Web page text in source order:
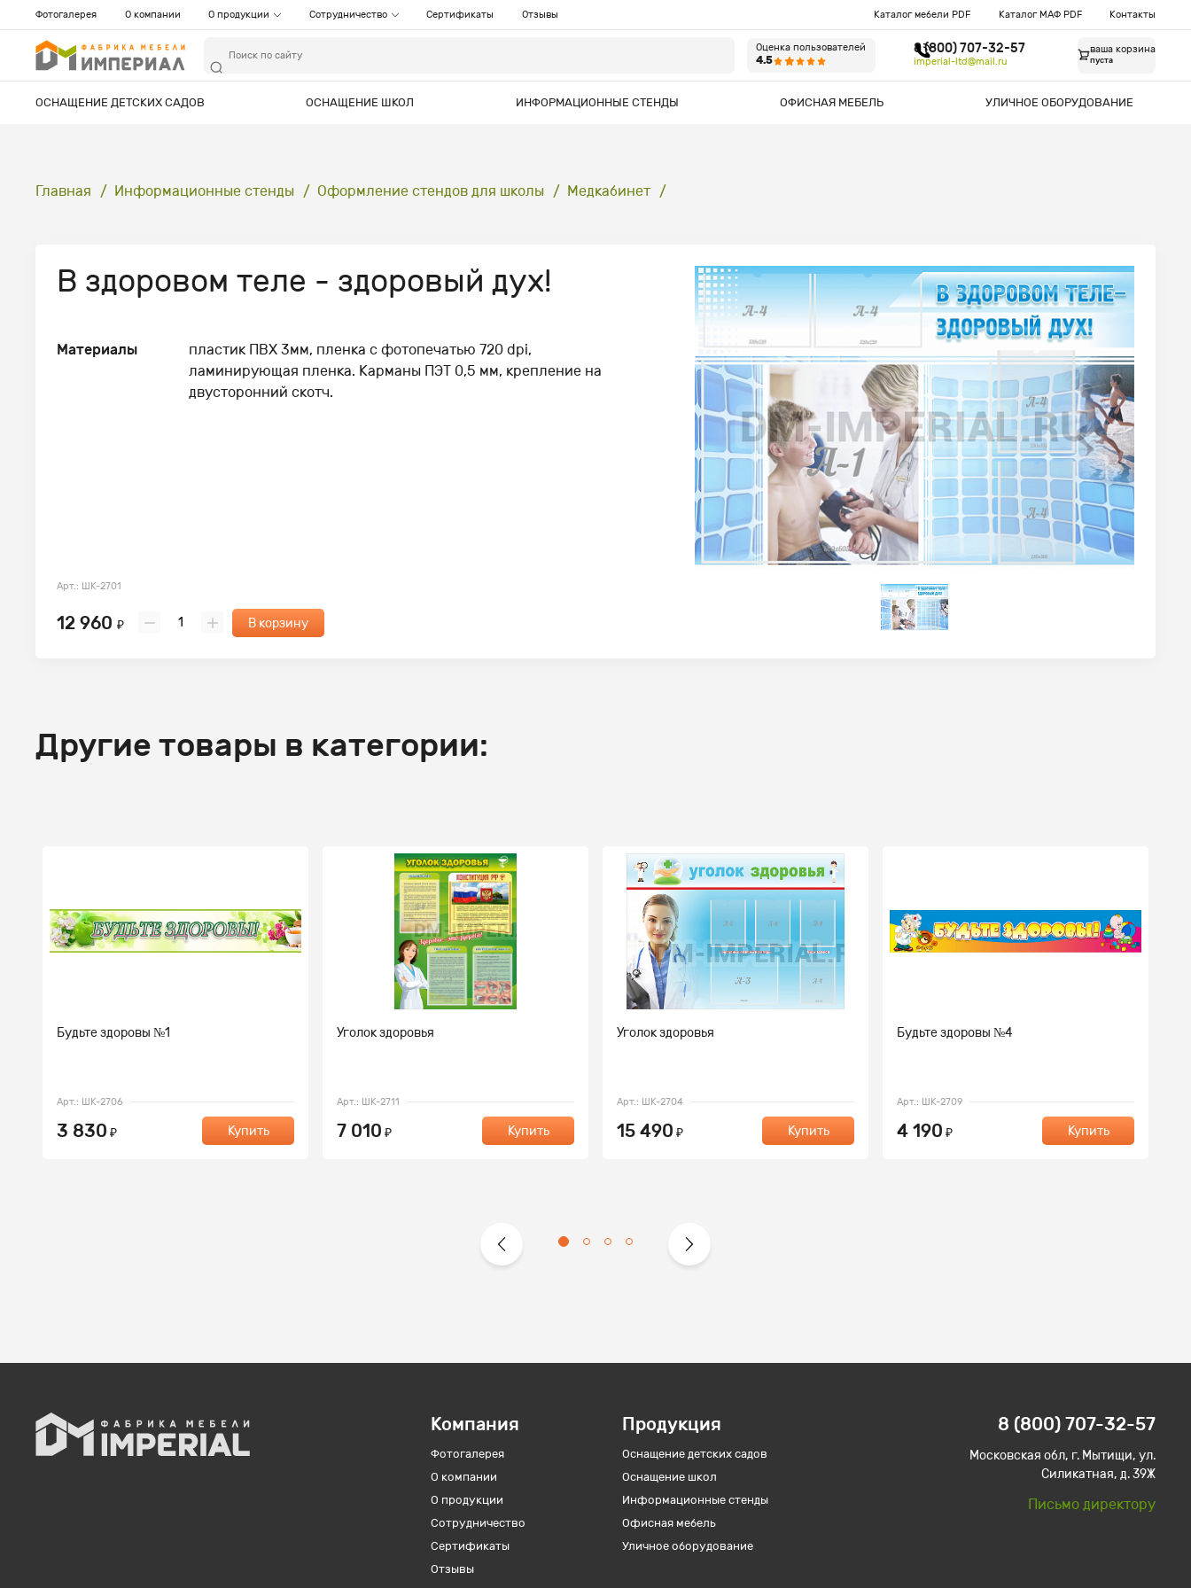
Фотогалерея О компании О продукции Сотрудничество Сертификаты Отзывы Каталог мебели PDF Каталог МАФ PDF Контакты
Оценка пользователей
4.5
8 (800) 707-32-57
imperial-ltd@mail.ru
ваша корзина
пуста
ОСНАЩЕНИЕ ДЕТСКИХ САДОВ ОСНАЩЕНИЕ ШКОЛ ИНФОРМАЦИОННЫЕ СТЕНДЫ ОФИСНАЯ МЕБЕЛЬ УЛИЧНОЕ ОБОРУДОВАНИЕ
Главная Информационные стенды Оформление стендов для школы Медкабинет
В здоровом теле - здоровый дух!
Материалы
пластик ПВХ 3мм, пленка с фотопечатью 720 dpi,
ламинирующая пленка. Карманы ПЭТ 0,5 мм, крепление на
двусторонний скотч.
Арт.: ШК-2701
12 960 ₽ В корзину
Другие товары в категории:
Будьте здоровы №1
Арт.: ШК-2706
3 830 ₽ Купить
Уголок здоровья
Арт.: ШК-2711
7 010 ₽ Купить
Уголок здоровья
Арт.: ШК-2704
15 490 ₽ Купить
Будьте здоровы №4
Арт.: ШК-2709
4 190 ₽ Купить
Компания
Фотогалерея
О компании
О продукции
Сотрудничество
Сертификаты
Отзывы
Продукция
Оснащение детских садов
Оснащение школ
Информационные стенды
Офисная мебель
Уличное оборудование
8 (800) 707-32-57
Московская обл, г. Мытищи, ул.
Силикатная, д. 39Ж
Письмо директору